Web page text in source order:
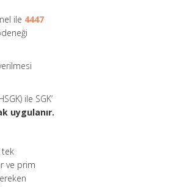
ile 4447
ile SGK’
uygulanır.
tek
ve prim